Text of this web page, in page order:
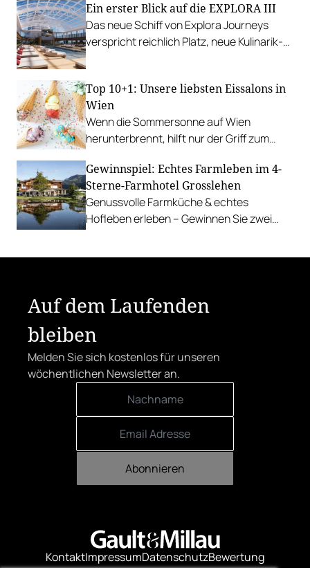
Gumpoldskirchen.
Ein erster Blick auf die EXPLORA III
Das neue Schiff von Explora Journeys
verspricht reichlich Platz, neue Kulinarik-
Top 10+1: Unsere liebsten Eissalons in
Wien
Wenn die Sommersonne auf Wien
herunterbrennt, hilft nur der Griff zum
uns am liebsten ab.
Gewinnspiel: Echtes Farmleben im 4-
Sterne-Farmhotel Grosslehen
Genussvolle Farmküche & echtes
Hofleben erleben – Gewinnen Sie zwei
Auf dem Laufenden
bleiben
Melden Sie sich kostenlos für unseren
wöchentlichen Newsletter an.
Abonnieren
KontaktImpressumDatenschutzBewertung